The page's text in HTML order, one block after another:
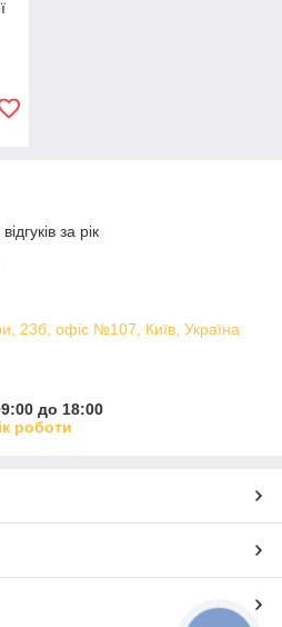
за рік
23б, офіс №107, Київ, Україна
до 18:00
роботи